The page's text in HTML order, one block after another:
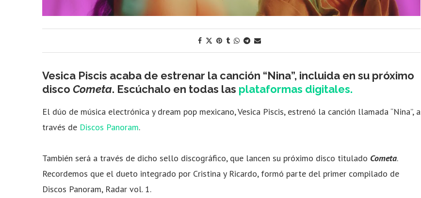
Vesica Piscis acaba de estrenar la canción “Nina”, incluida en su próximo
disco Cometa. Escúchalo en todas las plataformas digitales.
El dúo de música electrónica y dream pop mexicano, Vesica Piscis, estrenó la canción llamada “Nina”, a
través de Discos Panoram.
También será a través de dicho sello discográfico, que lancen su próximo disco titulado Cometa.
Recordemos que el dueto integrado por Cristina y Ricardo, formó parte del primer compilado de
Discos Panoram, Radar vol. 1.